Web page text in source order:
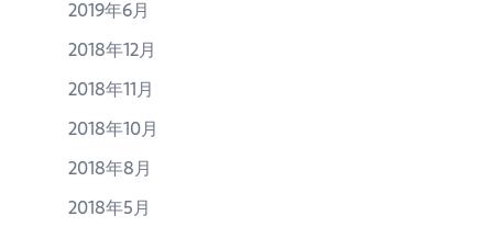
2019年6月
2018年12月
2018年11月
2018年10月
2018年8月
2018年5月